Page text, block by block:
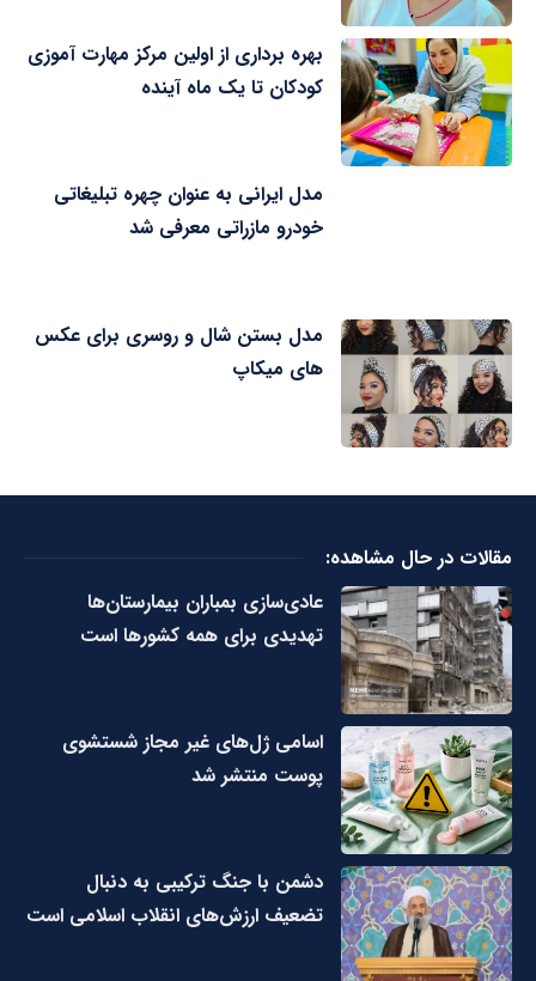
بهره برداری از اولین مرکز مهارت آموزی
کودکان تا یک ماه آینده
مدل ایرانی به عنوان چهره تبلیغاتی
خودرو مازراتی معرفی شد
مدل بستن شال و روسری برای عکس
های میکاپ
مقالات در حال مشاهده:
عادی‌سازی بمباران بیمارستان‌ها
تهدیدی برای همه کشورها است
اسامی ژل‌های غیر مجاز شستشوی
پوست منتشر شد
دشمن با جنگ ترکیبی به دنبال
تضعیف ارزش‌های انقلاب اسلامی است